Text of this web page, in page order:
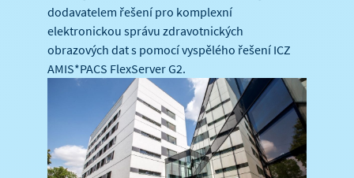
dodavatelem řešení pro komplexní
elektronickou správu zdravotnických
obrazových dat s pomocí vyspělého řešení ICZ
AMIS*PACS FlexServer G2.